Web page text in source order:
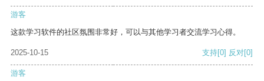
游客
这款学习软件的社区氛围非常好，可以与其他学习者交流学习心得。
2025-10-15 支持[0] 反对[0]
游客